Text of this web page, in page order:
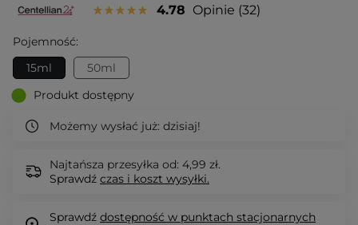
4.78 Opinie 32
Pojemność:
15ml
50ml
Produkt dostępny
Możemy wysłać już: dzisiaj!
Najtańsza przesyłka od: 4,99 zł.
Sprawdź czas i koszt wysyłki.
Sprawdź dostępność w punktach stacjonarnych